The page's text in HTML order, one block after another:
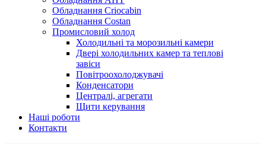
Обладнання Criocabin
Обладнання Costan
Промисловий холод
Холодильні та морозильні камери
Двері холодильних камер та теплові
завіси
Повітроохолоджувачі
Конденсатори
Централі, агрегати
Щити керування
Наші роботи
Контакти